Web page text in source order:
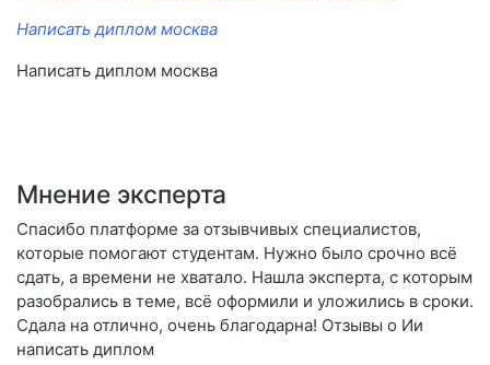
Написать диплом москва
Написать диплом москва
Мнение эксперта
Спасибо платформе за отзывчивых специалистов,
которые помогают студентам. Нужно было срочно всё
сдать, а времени не хватало. Нашла эксперта, с которым
разобрались в теме, всё оформили и уложились в сроки.
Сдала на отлично, очень благодарна! Отзывы о Ии
написать диплом